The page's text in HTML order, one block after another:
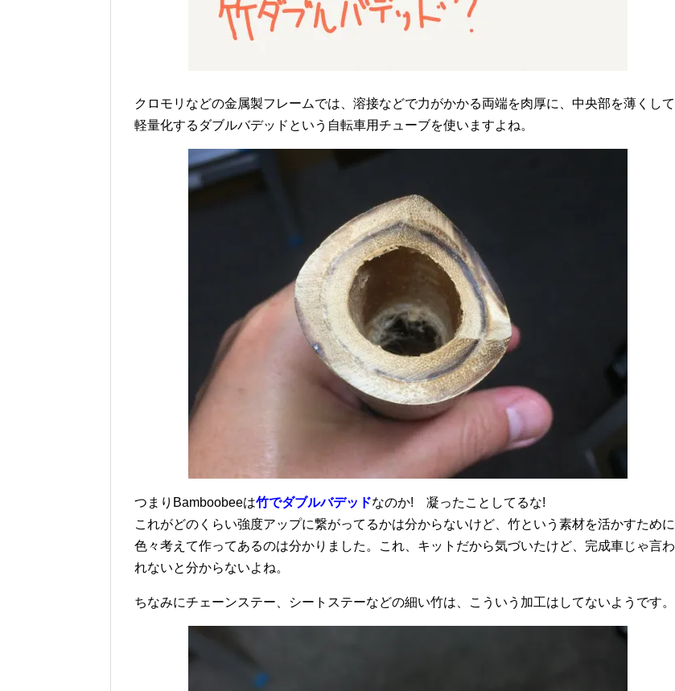
クロモリなどの金属製フレームでは、溶接などで力がかかる両端を肉厚に、中央部を薄くして
軽量化するダブルバデッドという自転車用チューブを使いますよね。
つまりBamboobeeは竹でダブルバデッドなのか! 凝ったことしてるな!
これがどのくらい強度アップに繋がってるかは分からないけど、竹という素材を活かすために
色々考えて作ってあるのは分かりました。これ、キットだから気づいたけど、完成車じゃ言わ
れないと分からないよね。
ちなみにチェーンステー、シートステーなどの細い竹は、こういう加工はしてないようです。